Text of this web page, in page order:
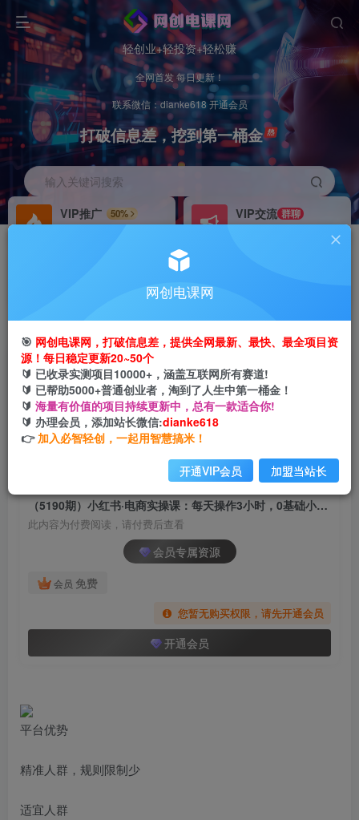
轻创业+轻投资+轻松赚
全网首发 每日更新！
联系微信：dianke618 开通会员
打破信息差，挖到第一桶金
输入关键词搜索
VIP推广
50%
VIP交流 群聊
研究探讨更多创业项目路子。
搭建同款网站，自己当老板
（5190期）小红书·电商实操课：每天操作3小时，
0基础小白也能快速做出爆款！
网创电课网
2年前发布
799 108
（5190期）小红书·电商实操课：每天操作3小时，0基础小白也能快速做出爆款！
此内容为付费阅读，请付费后查看
会员专属资源
会员 免费
您暂无购买权限，请先开通会员
开通会员
平台优势
精准人群，规则限制少
适宜人群
网创电课网
🎯 网创电课网，打破信息差，提供全网最新、最快、最全项目资
源！每日稳定更新20~50个
🔰 已收录实测项目10000+，涵盖互联网所有赛道!
🔰 已帮助5000+普通创业者，淘到了人生中第一桶金！
🔰 海量有价值的项目持续更新中，总有一款适合你!
🔰 办理会员，添加站长微信:dianke618
👉 加入必智轻创，一起用智慧搞米！
开通VIP会员 加盟当站长